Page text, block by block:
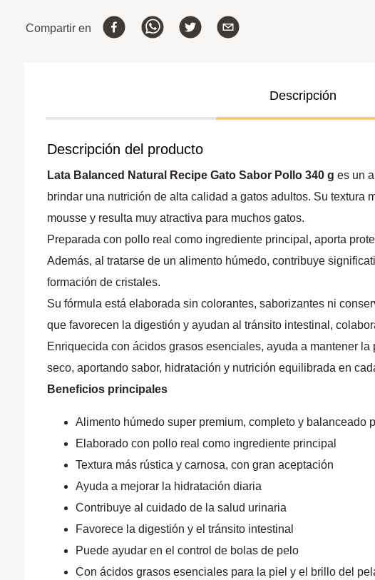
Compartir en
Descripción
Descripción del producto
Lata Balanced Natural Recipe Gato Sabor Pollo 340 g es un
brindar una nutrición de alta calidad a gatos adultos. Su
mousse y resulta muy atractiva para muchos gatos.
Preparada con pollo real como ingrediente principal, aporta
Además, al tratarse de un alimento húmedo, contribuye
formación de cristales.
Su fórmula está elaborada sin colorantes, saborizantes ni
que favorecen la digestión y ayudan al tránsito intestinal,
Enriquecida con ácidos grasos esenciales, ayuda a mantener
seco, aportando sabor, hidratación y nutrición equilibrada en
Beneficios principales
Alimento húmedo super premium, completo y balanceado
Elaborado con pollo real como ingrediente principal
Textura más rústica y carnosa, con gran aceptación
Ayuda a mejorar la hidratación diaria
Contribuye al cuidado de la salud urinaria
Favorece la digestión y el tránsito intestinal
Puede ayudar en el control de bolas de pelo
Con ácidos grasos esenciales para la piel y el brillo del